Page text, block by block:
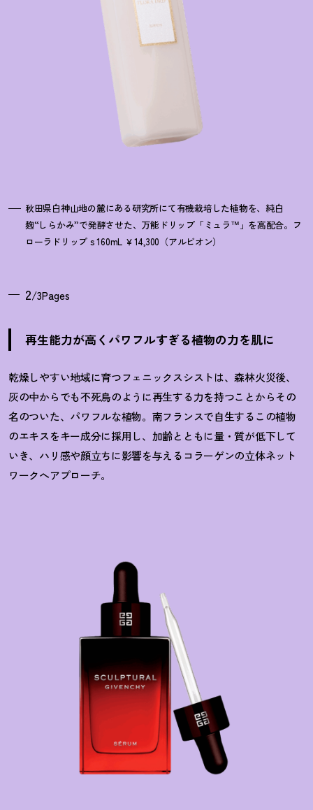
秋田県白神山地の麓にある研究所にて有機栽培した植物を、純白
麹“しらかみ”で発酵させた、万能ドリップ「ミュラ™」を高配合。フ
ローラドリップ s 160mL ￥14,300（アルビオン）
2/3Pages
再生能力が高くパワフルすぎる植物の力を肌に
乾燥しやすい地域に育つフェニックスシストは、森林火災後、
灰の中からでも不死鳥のように再生する力を持つことからその
名のついた、パワフルな植物。南フランスで自生するこの植物
のエキスをキー成分に採用し、加齢とともに量・質が低下して
いき、ハリ感や顔立ちに影響を与えるコラーゲンの立体ネット
ワークへアプローチ。